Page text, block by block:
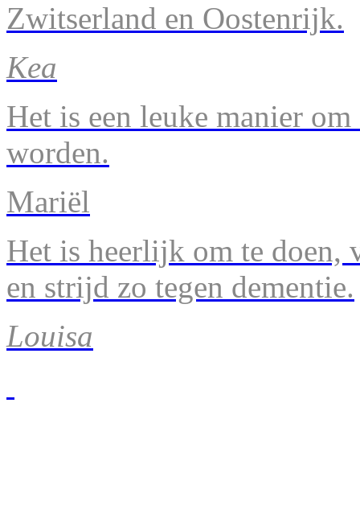
Zwitserland en Oostenrijk.
Kea
Het is een leuke manier
worden.
Mariël
Het is heerlijk om te doen,
en strijd zo tegen dementie.
Louisa